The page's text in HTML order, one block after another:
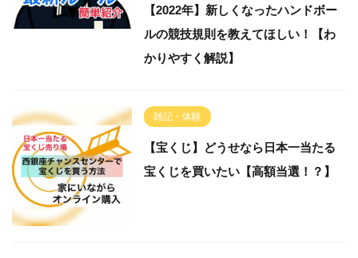
【2022年】新しくなったハンドボー
ルの競技規則を教えてほしい！【わ
かりやすく解説】
雑記・体験
【宝くじ】どうせなら日本一当たる
宝くじを買いたい【高額当選！？】